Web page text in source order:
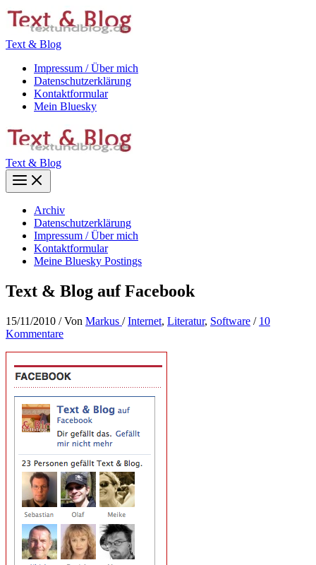
Zum
Inhalt
Text & Blog
Impressum / Über mich
Datenschutzerklärung
Kontaktformular
Mein Bluesky
Text & Blog
Main
Menu
Archiv
Datenschutzerklärung
Impressum / Über mich
Kontaktformular
Meine Bluesky Postings
Text & Blog auf Facebook
15/11/2010 / Von Markus /Internet, Literatur, Software / 10
Kommentare